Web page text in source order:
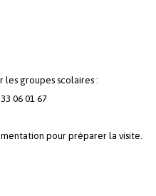
les groupes scolaires :
06 01 67
pour préparer la visite.